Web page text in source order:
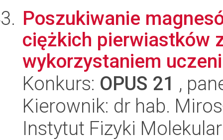
Poszukiwanie
ciężkich pierwiastków
wykorzystaniem
Konkurs: OPUS 21 ,
Kierownik: dr hab.
Instytut Fizyki